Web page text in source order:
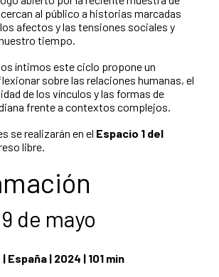
al público a historias marcadas
afectos y las tensiones sociales y
tiempo.
íntimos este ciclo propone un
sobre las relaciones humanas, el
de los vínculos y las formas de
frente a contextos complejos.
se realizarán en el Espacio 1 del
libre.
de mayo
España | 2024 | 101 min